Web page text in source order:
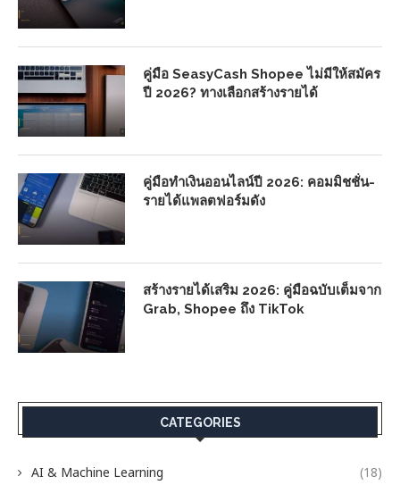
คู่มือ SeasyCash Shopee ไม่มีให้สมัคร
ปี 2026? ทางเลือกสร้างรายได้
คู่มือทำเงินออนไลน์ปี 2026: คอมมิชชั่น-
รายได้แพลตฟอร์มดัง
สร้างรายได้เสริม 2026: คู่มือฉบับเต็มจาก
Grab, Shopee ถึง TikTok
CATEGORIES
AI & Machine Learning (18)